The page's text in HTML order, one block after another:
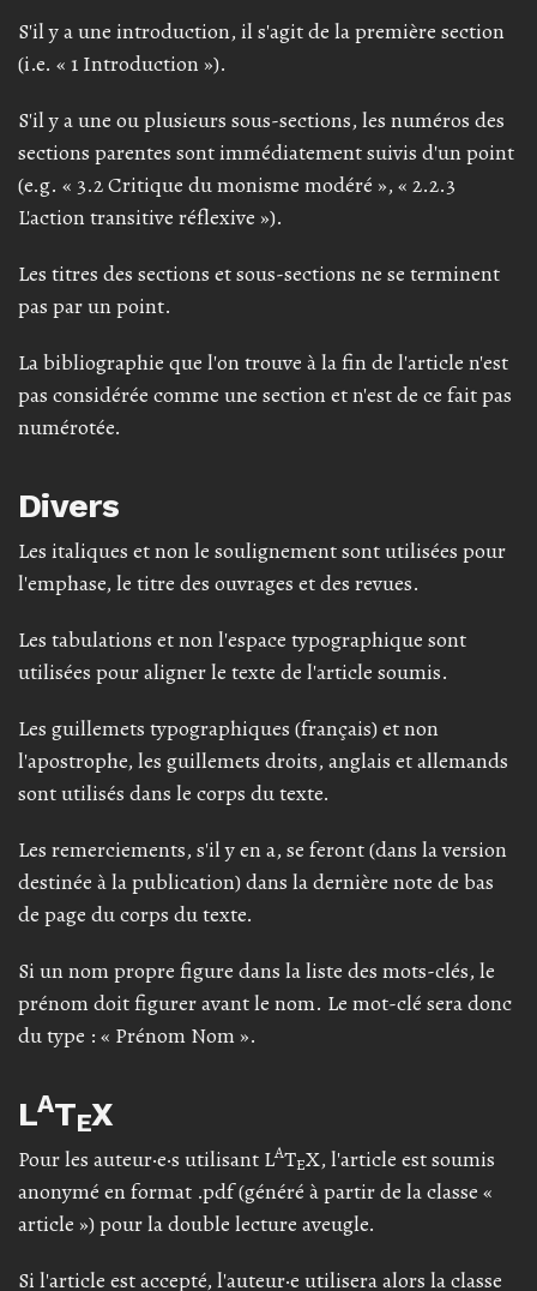
S'il y a une introduction, il s'agit de la première section
(i.e. « 1 Introduction »).
S'il y a une ou plusieurs sous-sections, les numéros des
sections parentes sont immédiatement suivis d'un point
(e.g. « 3.2 Critique du monisme modéré », « 2.2.3
L'action transitive réflexive »).
Les titres des sections et sous-sections ne se terminent
pas par un point.
La bibliographie que l'on trouve à la fin de l'article n'est
pas considérée comme une section et n'est de ce fait pas
numérotée.
Divers
Les italiques et non le soulignement sont utilisées pour
l'emphase, le titre des ouvrages et des revues.
Les tabulations et non l'espace typographique sont
utilisées pour aligner le texte de l'article soumis.
Les guillemets typographiques (français) et non
l'apostrophe, les guillemets droits, anglais et allemands
sont utilisés dans le corps du texte.
Les remerciements, s'il y en a, se feront (dans la version
destinée à la publication) dans la dernière note de bas
de page du corps du texte.
Si un nom propre figure dans la liste des mots-clés, le
prénom doit figurer avant le nom. Le mot-clé sera donc
du type : « Prénom Nom ».
LATEX
Pour les auteur·e·s utilisant LATEX, l'article est soumis
anonymé en format .pdf (généré à partir de la classe «
article ») pour la double lecture aveugle.
Si l'article est accepté, l'auteur·e utilisera alors la classe